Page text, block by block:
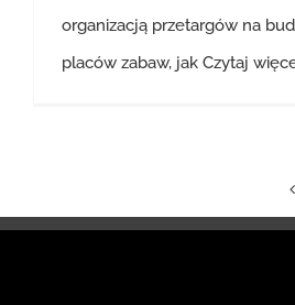
organizacją przetargów na
placów zabaw, jak Czytaj